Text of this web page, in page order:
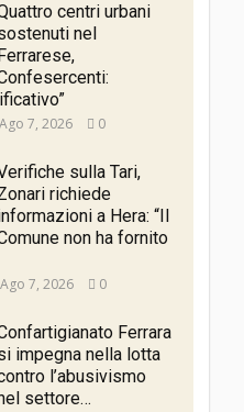
centri urbani
nel
Ferrarese,
Ago 7, 2026 0
sulla Tari,
richiede
a Hera: “Il
non ha fornito
Ago 7, 2026 0
Ferrara
impegna nella lotta
l’abusivismo
settore…